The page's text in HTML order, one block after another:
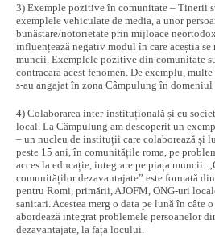
3) Exemple pozitive în comunitate – Tinerii
exemplele vehiculate de media, a unor
bunăstare/notorietate prin mijloace
influențează negativ modul în care aceștia se
muncii. Exemplele pozitive din comunitate
contracara acest fenomen. De exemplu,
s-au angajat în zona Câmpulung în domeniul
4) Colaborarea inter-instituțională și cu
local. La Câmpulung am descoperit un
– un nucleu de instituții care colaborează și
peste 15 ani, în comunitățile roma, pe
acces la educație, integrare pe piața muncii.
comunităților dezavantajate” este formată
pentru Romi, primării, AJOFM, ONG-uri
sanitari. Acestea merg o data pe lună în câte
abordează integrat problemele persoanelor
dezavantajate, la fața locului.